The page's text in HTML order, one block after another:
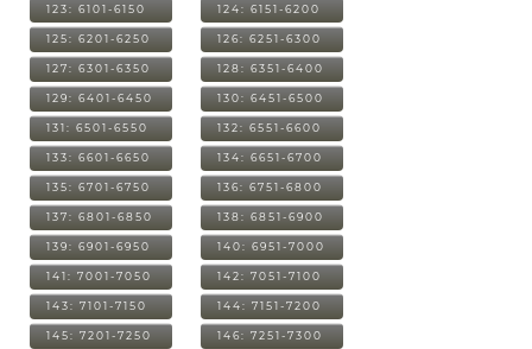
123: 6101-6150 124: 6151-6200
125: 6201-6250 126: 6251-6300
127: 6301-6350 128: 6351-6400
129: 6401-6450 130: 6451-6500
131: 6501-6550 132: 6551-6600
133: 6601-6650 134: 6651-6700
135: 6701-6750 136: 6751-6800
137: 6801-6850 138: 6851-6900
139: 6901-6950 140: 6951-7000
141: 7001-7050 142: 7051-7100
143: 7101-7150 144: 7151-7200
145: 7201-7250 146: 7251-7300